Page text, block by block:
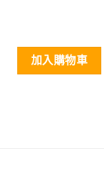
加入購物車